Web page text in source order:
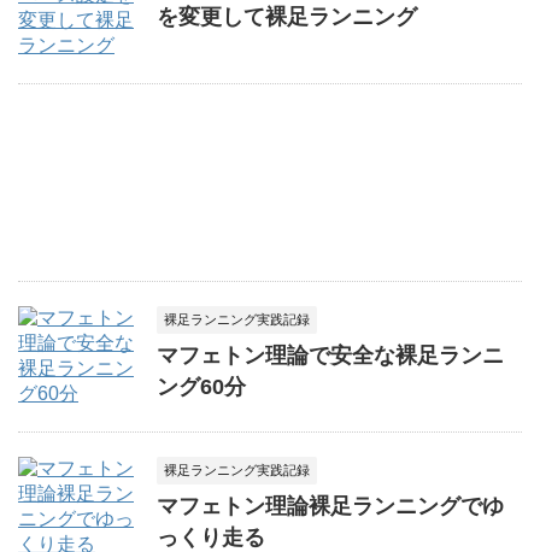
を変更して裸足ランニング
裸足ランニング実践記録
マフェトン理論で安全な裸足ランニ
ング60分
裸足ランニング実践記録
マフェトン理論裸足ランニングでゆ
っくり走る